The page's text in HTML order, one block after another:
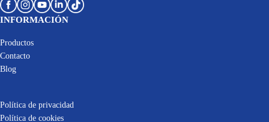
INFORMACIÓN
Productos
Contacto
Blog
Política de privacidad
Política de cookies